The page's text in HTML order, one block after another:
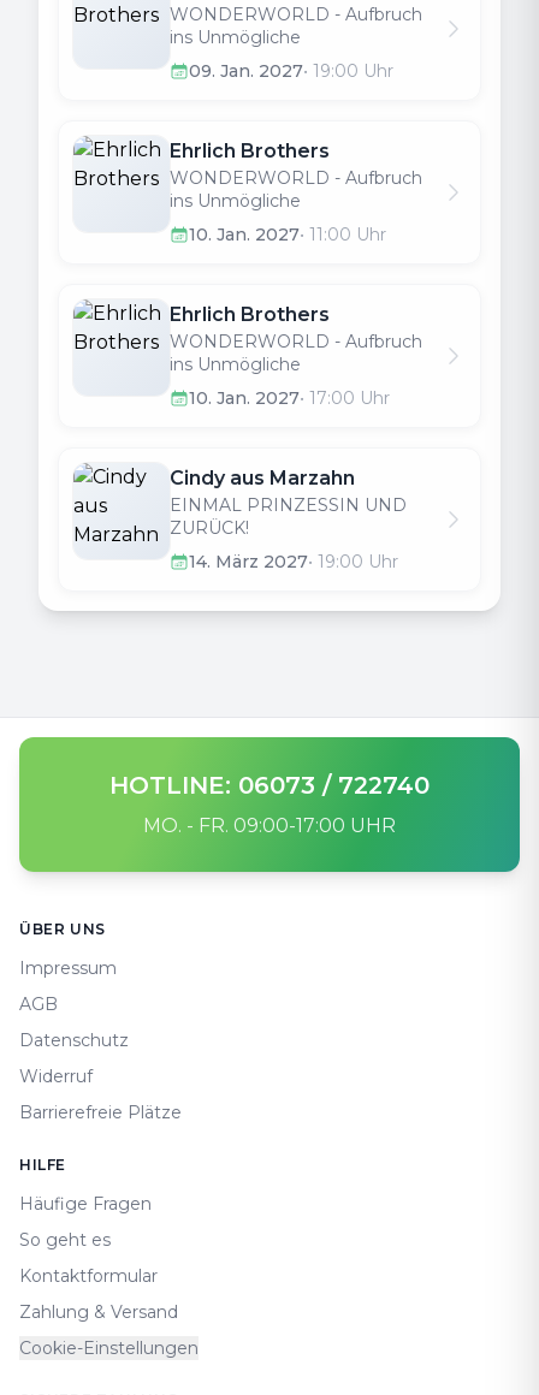
WONDERWORLD - Aufbruch
ins Unmögliche
09. Jan. 2027• 19:00 Uhr
Ehrlich Brothers
WONDERWORLD - Aufbruch
ins Unmögliche
10. Jan. 2027• 11:00 Uhr
Ehrlich Brothers
WONDERWORLD - Aufbruch
ins Unmögliche
10. Jan. 2027• 17:00 Uhr
Cindy aus Marzahn
EINMAL PRINZESSIN UND
ZURÜCK!
14. März 2027• 19:00 Uhr
HOTLINE: 06073 / 722740
MO. - FR. 09:00-17:00 UHR
ÜBER UNS
Impressum
AGB
Datenschutz
Widerruf
Barrierefreie Plätze
HILFE
Häufige Fragen
So geht es
Kontaktformular
Zahlung & Versand
Cookie-Einstellungen